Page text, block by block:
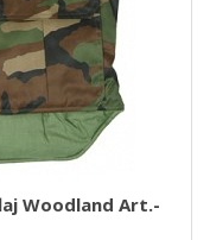
Woodland Art.-